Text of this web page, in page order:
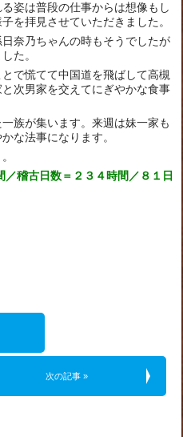
姿は普段の仕事からは想像もし
を拝見させていただきました。
奈乃ちゃんの時もそうでしたが
た。
で慌てて中国道を飛ばして高槻
次男家を交えてにぎやかな食事
族が集います。来週は妹一家も
な法事になります。
稽古日数＝２３４時間／８１日
次の記事 »